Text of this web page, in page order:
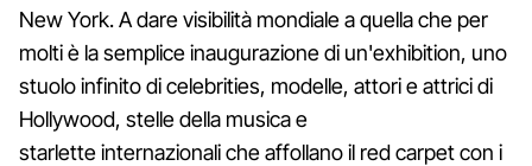
New York. A dare visibilità mondiale a quella che per
molti è la semplice inaugurazione di un'exhibition, uno
stuolo infinito di celebrities, modelle, attori e attrici di
Hollywood, stelle della musica e
starlette internazionali che affollano il red carpet con i